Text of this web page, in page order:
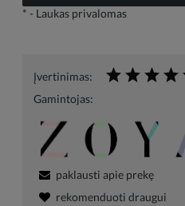
* - Laukas privalomas
Įvertinimas:
Gamintojas:
paklausti apie prekę
rekomenduoti draugui